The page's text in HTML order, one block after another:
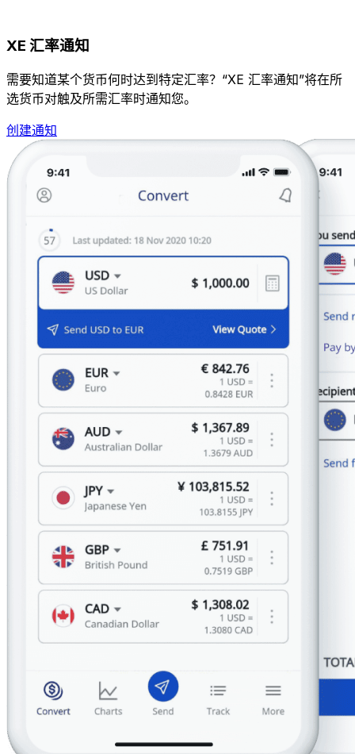
XE 汇率通知
需要知道某个货币何时达到特定汇率？“XE 汇率通知”将在所
选货币对触及所需汇率时通知您。
创建通知